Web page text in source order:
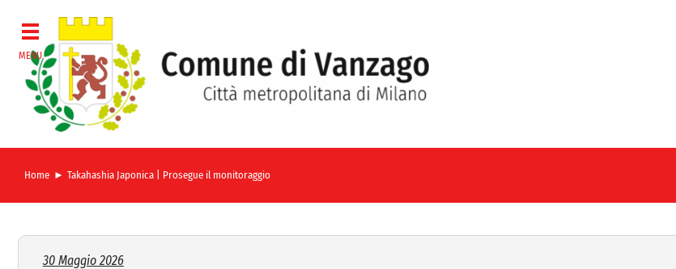
contenuto
Home Takahashia Japonica | Prosegue il monitoraggio
30 Maggio 2026